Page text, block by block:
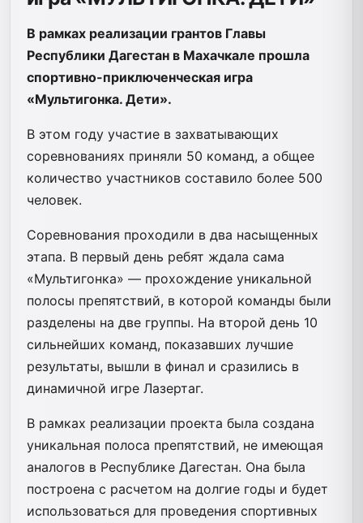
В рамках реализации грантов Главы
Республики Дагестан в Махачкале прошла
спортивно-приключенческая игра
«Мультигонка. Дети».
В этом году участие в захватывающих
соревнованиях приняли 50 команд, а общее
количество участников составило более 500
человек.
Соревнования проходили в два насыщенных
этапа. В первый день ребят ждала сама
«Мультигонка» — прохождение уникальной
полосы препятствий, в которой команды были
разделены на две группы. На второй день 10
сильнейших команд, показавших лучшие
результаты, вышли в финал и сразились в
динамичной игре Лазертаг.
В рамках реализации проекта была создана
уникальная полоса препятствий, не имеющая
аналогов в Республике Дагестан. Она была
построена с расчетом на долгие годы и будет
использоваться для проведения спортивных